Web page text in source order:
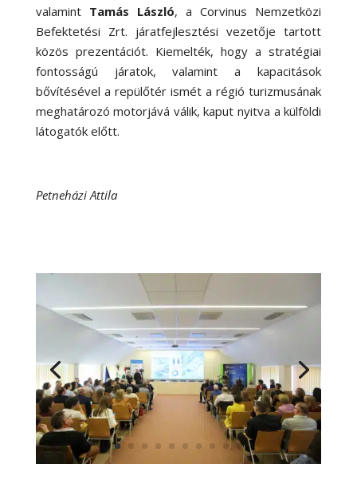
valamint Tamás László, a Corvinus Nemzetközi
Befektetési Zrt. járatfejlesztési vezetője tartott
közös prezentációt. Kiemelték, hogy a stratégiai
fontosságú járatok, valamint a kapacitások
bővítésével a repülőtér ismét a régió turizmusának
meghatározó motorjává válik, kaput nyitva a külföldi
látogatók előtt.
Petneházi Attila